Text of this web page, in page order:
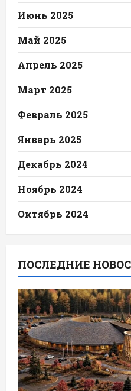
Июнь 2025
Май 2025
Апрель 2025
Март 2025
Февраль 2025
Январь 2025
Декабрь 2024
Ноябрь 2024
Октябрь 2024
ПОСЛЕДНИЕ